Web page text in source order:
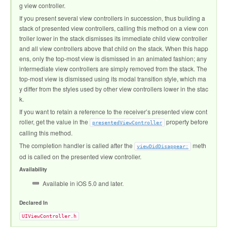
g view controller.
If you present several view controllers in succession, thus building a
stack of presented view controllers, calling this method on a view con
troller lower in the stack dismisses its immediate child view controller
and all view controllers above that child on the stack. When this happ
ens, only the top-most view is dismissed in an animated fashion; any
intermediate view controllers are simply removed from the stack. The
top-most view is dismissed using its modal transition style, which ma
y differ from the styles used by other view controllers lower in the stac
k.
If you want to retain a reference to the receiver’s presented view cont
roller, get the value in the
presentedViewController
property before
calling this method.
The completion handler is called after the
viewDidDisappear:
meth
od is called on the presented view controller.
Availability
Available in iOS 5.0 and later.
Declared In
UIViewController.h